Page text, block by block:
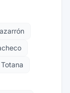
Totana